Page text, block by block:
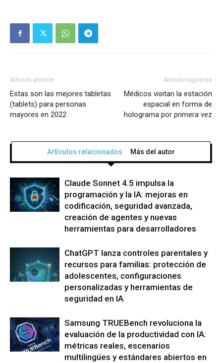
Artículo anterior
Estas son las mejores tabletas
(tablets) para personas
mayores en 2022
Artículo siguiente
Médicos visitan la estación
espacial en forma de
holograma por primera vez
Artículos relacionados Más del autor
Claude Sonnet 4.5 impulsa la
programación y la IA: mejoras en
codificación, seguridad avanzada,
creación de agentes y nuevas
herramientas para desarrolladores
ChatGPT lanza controles parentales y
recursos para familias: protección de
adolescentes, configuraciones
personalizadas y herramientas de
seguridad en IA
Samsung TRUEBench revoluciona la
evaluación de la productividad con IA:
métricas reales, escenarios
multilingües y estándares abiertos en